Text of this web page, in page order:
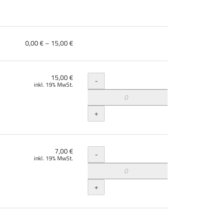
von
bis
0,00 € – 15,00 €
15,00 €
inkl. 19% MwSt. Menge
-
+
7,00 €
inkl. 19% MwSt. Menge
-
+